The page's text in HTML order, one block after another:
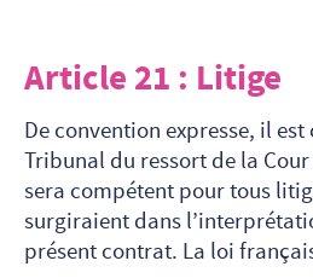
Article 21 : Litige
De convention expresse, il
Tribunal du ressort de la
sera compétent pour tous
surgiraient dans
présent contrat. La loi